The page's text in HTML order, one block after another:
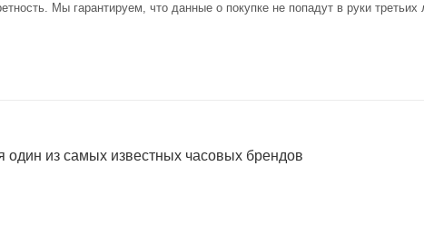
Мы гарантируем, что данные о покупке не попадут в руки третьих
один из самых известных часовых брендов